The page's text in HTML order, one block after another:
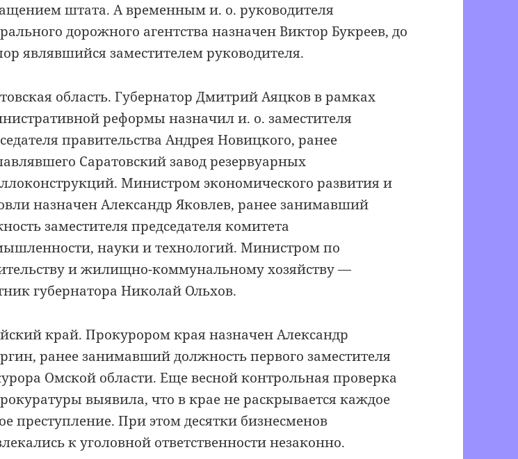
штата. А временным и. о. руководителя
дорожного агентства назначен Виктор Букреев, до
являвшийся заместителем руководителя.
область. Губернатор Дмитрий Аяцков в рамках
реформы назначил и. о. заместителя
правительства Андрея Новицкого, ранее
Саратовский завод резервуарных
Министром экономического развития и
назначен Александр Яковлев, ранее занимавший
заместителя председателя комитета
науки и технологий. Министром по
и жилищно-коммунальному хозяйству —
губернатора Николай Ольхов.
край. Прокурором края назначен Александр
ранее занимавший должность первого заместителя
Омской области. Еще весной контрольная проверка
выявила, что в крае не раскрывается каждое
преступление. При этом десятки бизнесменов
к уголовной ответственности незаконно.